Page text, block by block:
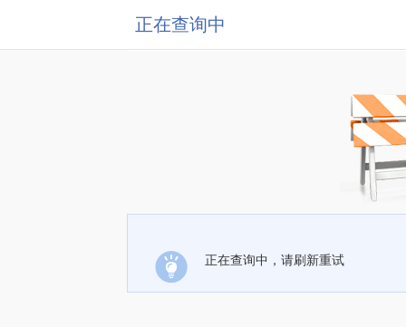
正在查询中
正在查询中，请刷新重试